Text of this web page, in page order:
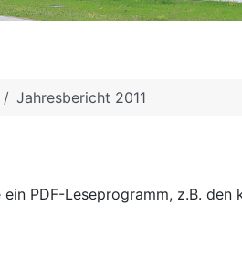
Jahresbericht 2011
PDF-Leseprogramm, z.B. den